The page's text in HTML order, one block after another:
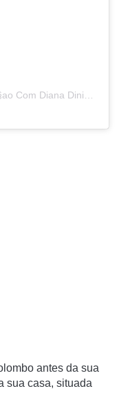
antes da sua
sua casa, situada